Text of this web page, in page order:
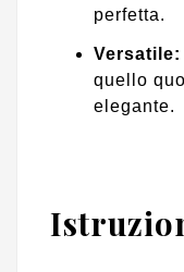
perfetta.
Versatile:
quello
elegante.